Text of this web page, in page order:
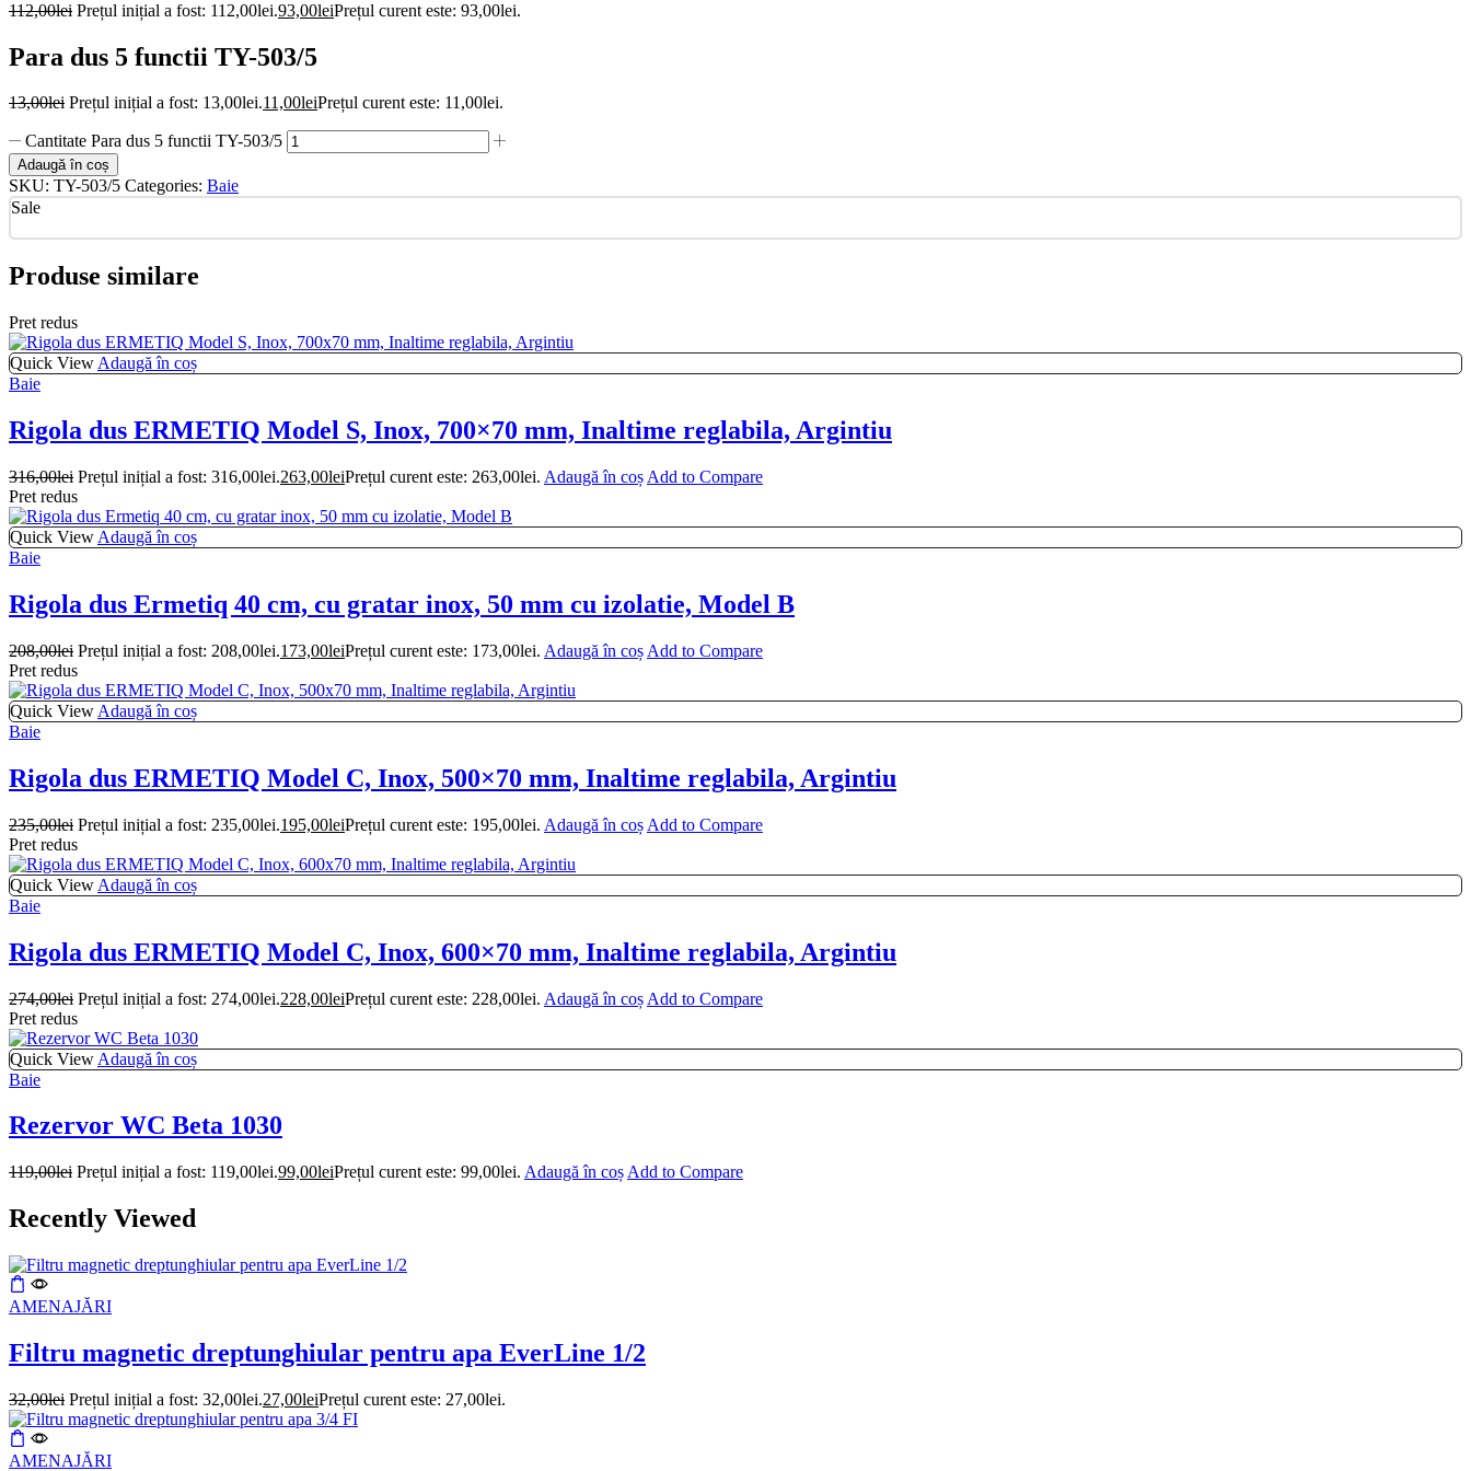
112,00lei Prețul inițial a fost: 112,00lei.93,00leiPrețul curent este: 93,00lei.
Para dus 5 functii TY-503/5
13,00lei Prețul inițial a fost: 13,00lei.11,00leiPrețul curent este: 11,00lei.
Cantitate Para dus 5 functii TY-503/5
Adaugă în coș
SKU: TY-503/5 Categories: Baie
Sale
Produse similare
Pret redus
Quick View Adaugă în coș
Baie
Rigola dus ERMETIQ Model S, Inox, 700×70 mm, Inaltime reglabila, Argintiu
316,00lei Prețul inițial a fost: 316,00lei.263,00leiPrețul curent este: 263,00lei. Adaugă în coș Add to Compare
Pret redus
Quick View Adaugă în coș
Baie
Rigola dus Ermetiq 40 cm, cu gratar inox, 50 mm cu izolatie, Model B
208,00lei Prețul inițial a fost: 208,00lei.173,00leiPrețul curent este: 173,00lei. Adaugă în coș Add to Compare
Pret redus
Quick View Adaugă în coș
Baie
Rigola dus ERMETIQ Model C, Inox, 500×70 mm, Inaltime reglabila, Argintiu
235,00lei Prețul inițial a fost: 235,00lei.195,00leiPrețul curent este: 195,00lei. Adaugă în coș Add to Compare
Pret redus
Quick View Adaugă în coș
Baie
Rigola dus ERMETIQ Model C, Inox, 600×70 mm, Inaltime reglabila, Argintiu
274,00lei Prețul inițial a fost: 274,00lei.228,00leiPrețul curent este: 228,00lei. Adaugă în coș Add to Compare
Pret redus
Quick View Adaugă în coș
Baie
Rezervor WC Beta 1030
119,00lei Prețul inițial a fost: 119,00lei.99,00leiPrețul curent este: 99,00lei. Adaugă în coș Add to Compare
Recently Viewed
AMENAJĂRI
Filtru magnetic dreptunghiular pentru apa EverLine 1/2
32,00lei Prețul inițial a fost: 32,00lei.27,00leiPrețul curent este: 27,00lei.
AMENAJĂRI